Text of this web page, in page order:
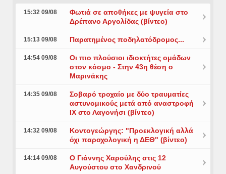
15:32 09/08
Φωτιά σε αποθήκες με ψυγεία στο
Δρέπανο Αργολίδας (βίντεο)
15:13 09/08 Παρατημένος ποδηλατόδρομος...
14:54 09/08
Οι πιο πλούσιοι ιδιοκτήτες ομάδων
στον κόσμο - Στην 43η θέση ο
Μαρινάκης
14:35 09/08
Σοβαρό τροχαίο με δύο τραυματίες
αστυνομικούς μετά από αναστροφή
ΙΧ στο Λαγονήσι (βίντεο)
14:32 09/08
Κοντογεώργης: "Προεκλογική αλλά
όχι παροχολογική η ΔΕΘ" (βίντεο)
14:14 09/08
Ο Γιάννης Χαρούλης στις 12
Αυγούστου στο Χανδρινού